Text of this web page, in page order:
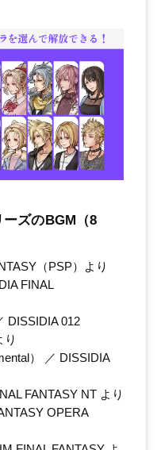
ズのBGM（8
（PSP）より
FINAL
DISSIDIA 012
り
） ／ DISSIDIA
FANTASY NT より
OPERA